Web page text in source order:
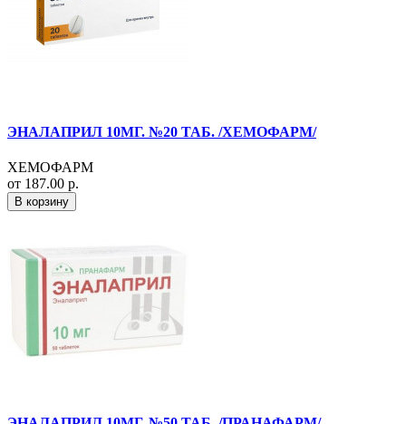
ЭНАЛАПРИЛ 10МГ. №20 ТАБ. /ХЕМОФАРМ/
ХЕМОФАРМ
от 187.00 р.
В корзину